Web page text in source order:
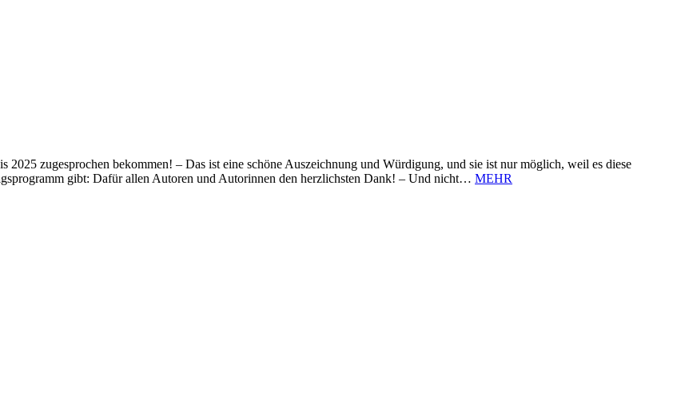
2025 zugesprochen bekommen! – Das ist eine schöne Auszeichnung und Würdigung, und sie ist nur möglich, weil es diese
gibt: Dafür allen Autoren und Autorinnen den herzlichsten Dank! – Und nicht… MEHR